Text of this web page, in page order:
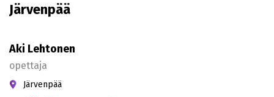
Järvenpää
Aki Lehtonen
opettaja
Järvenpää